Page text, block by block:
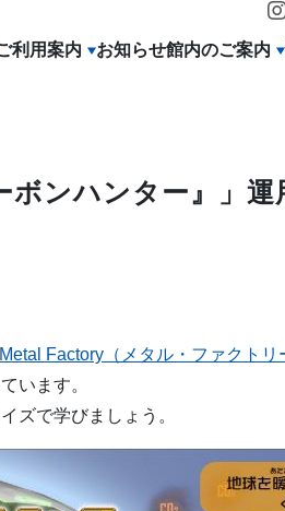
利用案内 お知らせ館内のご案内
ボンハンター』」運
Metal Factory（メタル・ファクトリ
います。
ズで学びましょう。